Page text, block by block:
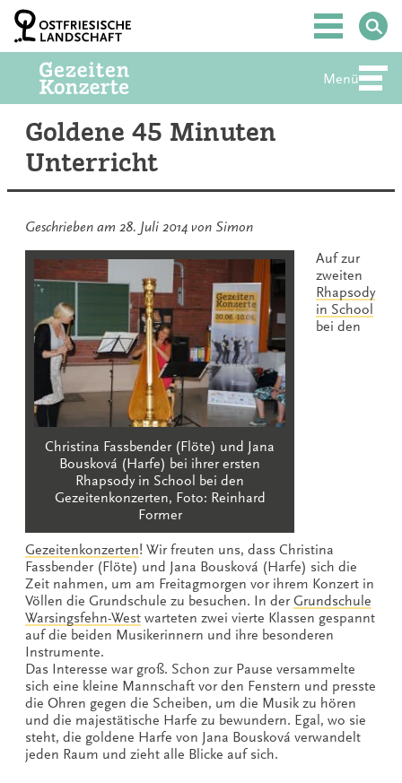
Zum
Inhalt
springen
Hauptmenü
Menü
Goldene 45 Minuten
Unterricht
Geschrieben am 28. Juli 2014 von Simon
Christina Fassbender (Flöte) und Jana
Bousková (Harfe) bei ihrer ersten
Rhapsody in School bei den
Gezeitenkonzerten, Foto: Reinhard
Former
Auf zur
zweiten
Rhapsody
in School
bei den
Gezeitenkonzerten! Wir freuten uns, dass Christina
Fassbender (Flöte) und Jana Bousková (Harfe) sich die
Zeit nahmen, um am Freitagmorgen vor ihrem Konzert in
Völlen die Grundschule zu besuchen. In derGrundschule
Warsingsfehn-West warteten zwei vierte Klassen gespannt
auf die beiden Musikerinnern und ihre besonderen
Instrumente.
Das Interesse war groß. Schon zur Pause versammelte
sich eine kleine Mannschaft vor den Fenstern und presste
die Ohren gegen die Scheiben, um die Musik zu hören
und die majestätische Harfe zu bewundern. Egal, wo sie
steht, die goldene Harfe von Jana Bousková verwandelt
jeden Raum und zieht alle Blicke auf sich.